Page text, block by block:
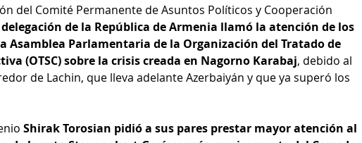
del Comité Permanente de Asuntos Políticos y Cooperación
de la República de Armenia llamó la atención de los
Asamblea Parlamentaria de la Organización del Tratado de
(OTSC) sobre la crisis creada en Nagorno Karabaj, debido al
de Lachin, que lleva adelante Azerbaiyán y que ya superó los
Shirak Torosian pidió a sus pares prestar mayor atención al